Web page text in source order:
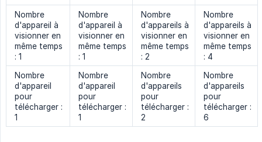
Nombre
d'appareil à
visionner en
même temps
: 1
Nombre
d'appareil à
visionner en
même temps
: 1
Nombre
d'appareils à
visionner en
même temps
: 2
Nombre
d'appareils à
visionner en
même temps
: 4
Nombre
d'appareil
pour
télécharger :
1
Nombre
d'appareil
pour
télécharger :
1
Nombre
d'appareils
pour
télécharger :
2
Nombre
d'appareils
pour
télécharger :
6